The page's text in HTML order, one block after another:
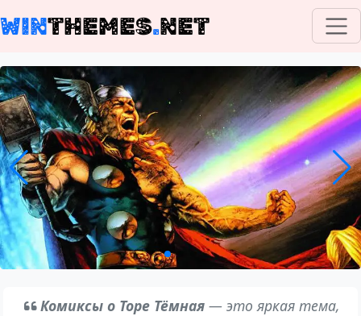
WINTHEMES.NET
Комиксы о Торе Тёмная — это яркая тема,